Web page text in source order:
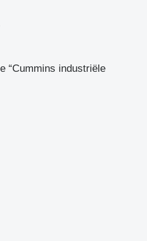
“Cummins industriële